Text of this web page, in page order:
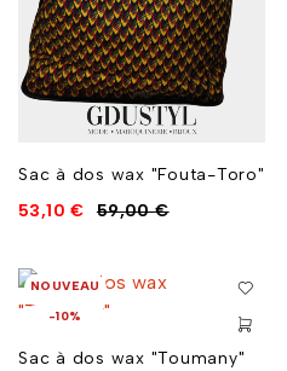
Sac à dos wax "Fouta-Toro"
59,00€
53,10€
NOUVEAU
-10%
Sac à dos wax "Toumany"